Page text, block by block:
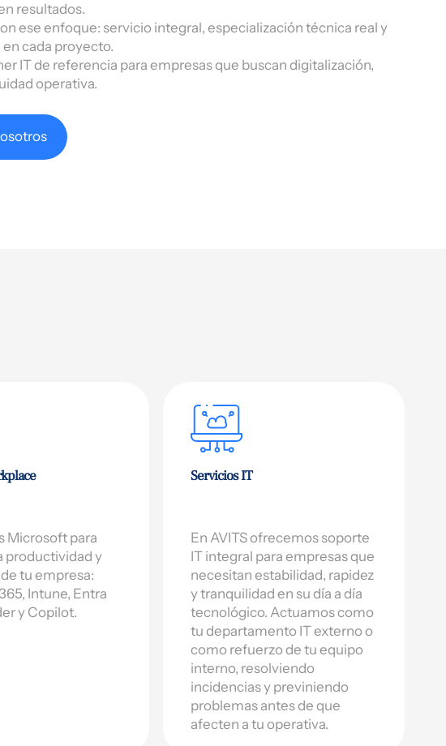
resultados.
ese enfoque: servicio integral, especialización técnica real y
cada proyecto.
IT de referencia para empresas que buscan digitalización,
operativa.
Microsoft para
productividad y
tu empresa:
Intune, Entra
y Copilot.
Servicios IT
En AVITS ofrecemos soporte
IT integral para empresas que
necesitan estabilidad, rapidez
y tranquilidad en su día a día
tecnológico. Actuamos como
tu departamento IT externo o
como refuerzo de tu equipo
interno, resolviendo
incidencias y previniendo
problemas antes de que
afecten a tu operativa.